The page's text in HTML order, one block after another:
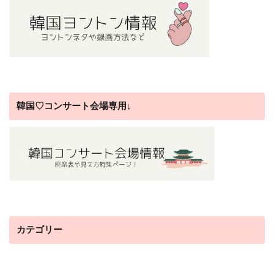
韓国♡コンサート会場専用↓
カテゴリー